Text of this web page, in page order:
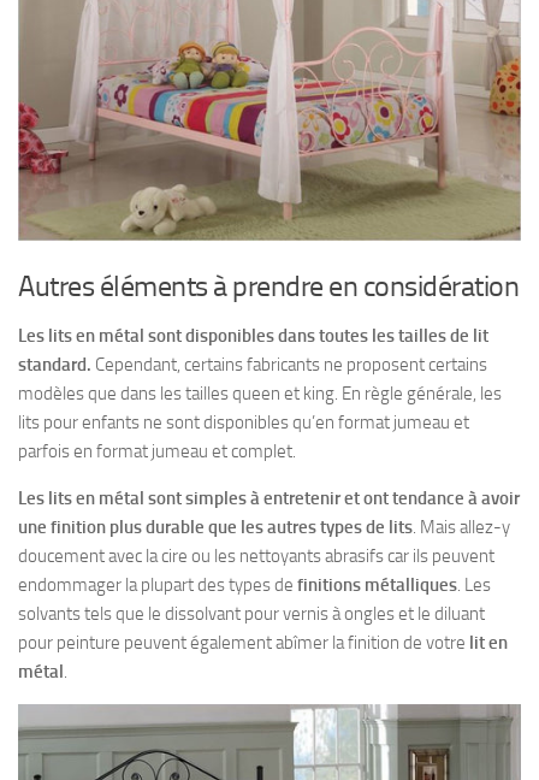
Autres éléments à prendre en considération
Les lits en métal sont disponibles dans toutes les tailles de lit
standard. Cependant, certains fabricants ne proposent certains
modèles que dans les tailles queen et king. En règle générale, les
lits pour enfants ne sont disponibles qu’en format jumeau et
parfois en format jumeau et complet.
Les lits en métal sont simples à entretenir et ont tendance à avoir
une finition plus durable que les autres types de lits. Mais allez-y
doucement avec la cire ou les nettoyants abrasifs car ils peuvent
endommager la plupart des types de finitions métalliques. Les
solvants tels que le dissolvant pour vernis à ongles et le diluant
pour peinture peuvent également abîmer la finition de votre lit en
métal.